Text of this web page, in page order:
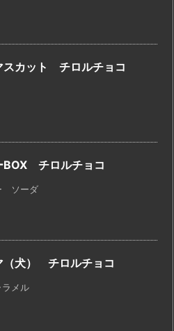
スカット チロルチョコ
BOX チロルチョコ
ソーダ
（犬） チロルチョコ
メル